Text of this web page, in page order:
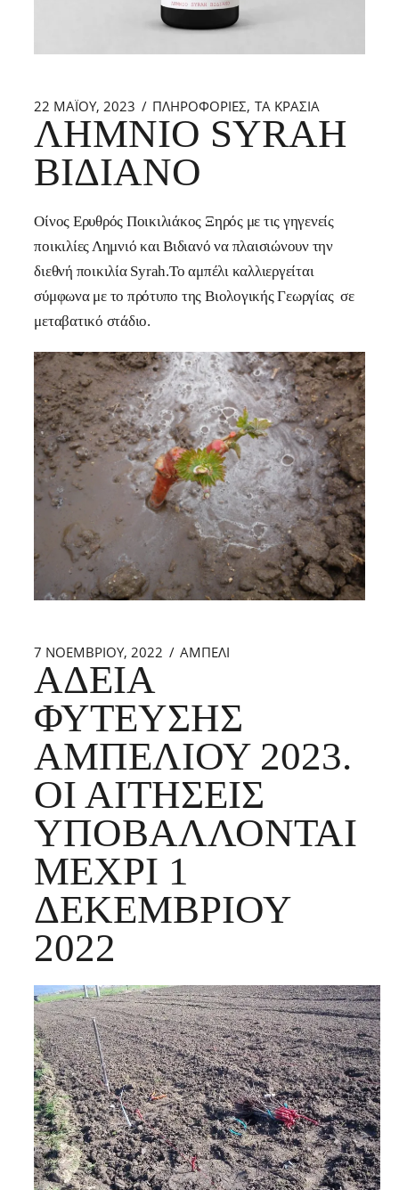
22 ΜΑΪ́ΟΥ, 2023 ΠΛΗΡΟΦΟΡΙΕΣ ΤΑ ΚΡΑΣΙΑ
ΛΗΜΝΙΌ SYRAH
ΒΙΔΙΑΝΌ
Οίνος Ερυθρός Ποικιλιάκος Ξηρός με τις γηγενείς
ποικιλίες Λημνιό και Βιδιανό να πλαισιώνουν την
διεθνή ποικιλία Syrah.Το αμπέλι καλλιεργείται
σύμφωνα με το πρότυπο της Βιολογικής Γεωργίας σε
μεταβατικό στάδιο.
7 ΝΟΕΜΒΡΊΟΥ, 2022 ΑΜΠΕΛΙ
ΆΔΕΙΑ
ΦΎΤΕΥΣΗΣ
ΑΜΠΕΛΙΟΎ 2023.
ΟΙ ΑΙΤΉΣΕΙΣ
ΥΠΟΒΆΛΛΟΝΤΑΙ
ΜΈΧΡΙ 1
ΔΕΚΕΜΒΡΊΟΥ
2022